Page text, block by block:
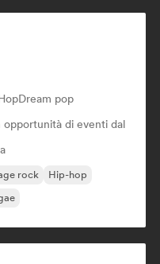
Dream pop
di eventi dal
rock
Hip-hop